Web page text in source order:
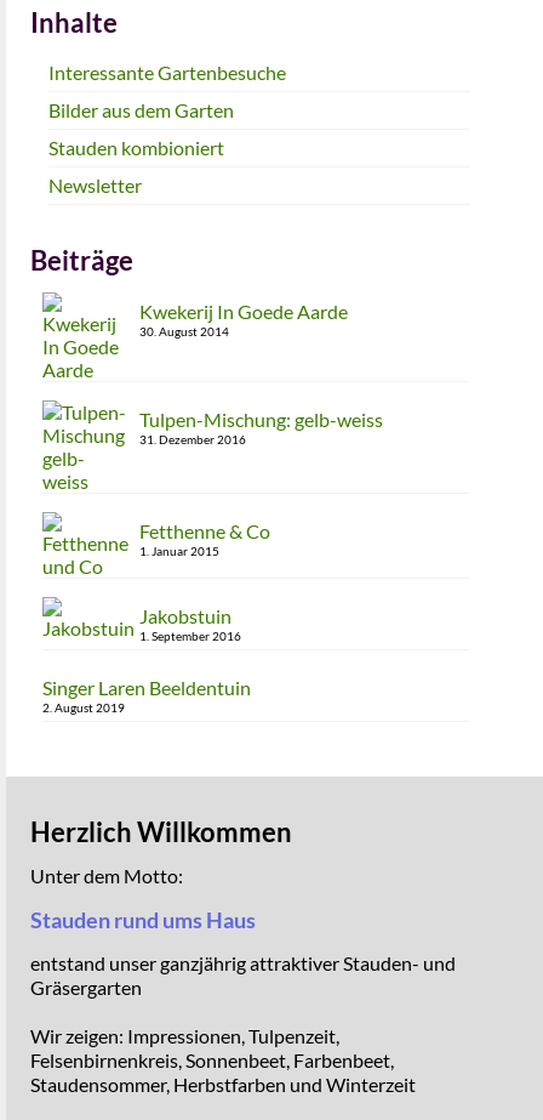
Inhalte
Interessante Gartenbesuche
Bilder aus dem Garten
Stauden kombioniert
Newsletter
Beiträge
Kwekerij In Goede Aarde
30. August 2014
Tulpen-Mischung: gelb-weiss
31. Dezember 2016
Fetthenne & Co
1. Januar 2015
Jakobstuin
1. September 2016
Singer Laren Beeldentuin
2. August 2019
Herzlich Willkommen
Unter dem Motto:
Stauden rund ums Haus
entstand unser ganzjährig attraktiver Stauden- und
Gräsergarten
Wir zeigen: Impressionen, Tulpenzeit,
Felsenbirnenkreis, Sonnenbeet, Farbenbeet,
Staudensommer, Herbstfarben und Winterzeit